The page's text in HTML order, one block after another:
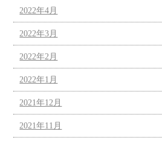
2022年4月
2022年3月
2022年2月
2022年1月
2021年12月
2021年11月